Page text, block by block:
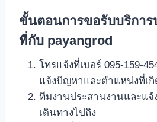
ขั้นตอนการขอรับบริการ
ที่กับ payangrod
โทรแจ้งที่เบอร์ 095-159-
แจ้งปัญหาและตำแหน่งที่เกิ
ทีมงานประสานงานและแจ้
เดินทางไปถึง